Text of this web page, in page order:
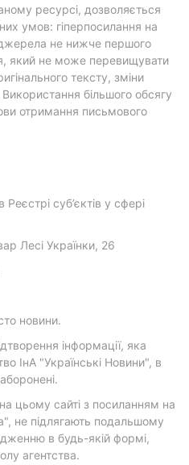
ресурсі, дозволяється
умов: гіперпосилання на
не нижче першого
який не може перевищувати
тексту, зміни
більшого обсягу
отримання письмового
суб’єктів у сфері
Лесі Українки, 26
новини.
інформації, яка
ІнА "Українські Новини", в
цьому сайті з посиланням на
не підлягають подальшому
в будь-якій формі,
агентства.